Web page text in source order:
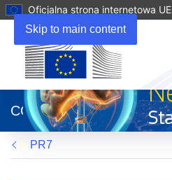
Skip to main content
Oficjalna strona internetowa UE
otworzy
się
w
nowym
oknie)
CORDIS
PR7